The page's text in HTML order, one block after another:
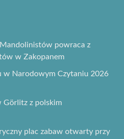
powraca z
w Zakopanem
w Narodowym Czytaniu 2026
Görlitz z polskim
plac zabaw otwarty przy